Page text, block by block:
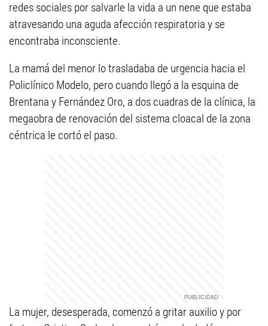
redes sociales por salvarle la vida a un nene que estaba
atravesando una aguda afección respiratoria y se
encontraba inconsciente.
La mamá del menor lo trasladaba de urgencia hacia el
Policlínico Modelo, pero cuando llegó a la esquina de
Brentana y Fernández Oro, a dos cuadras de la clínica, la
megaobra de renovación del sistema cloacal de la zona
céntrica le cortó el paso.
La mujer, desesperada, comenzó a gritar auxilio y por